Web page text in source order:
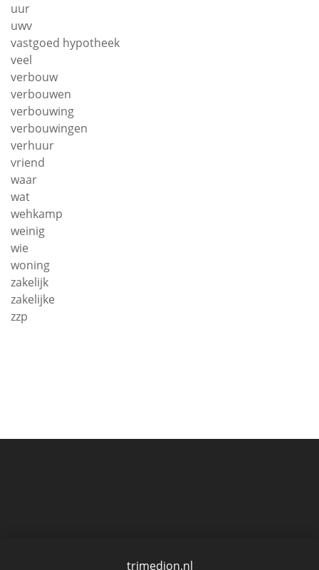
uur
uwv
vastgoed hypotheek
veel
verbouw
verbouwen
verbouwing
verbouwingen
verhuur
vriend
waar
wat
wehkamp
weinig
wie
woning
zakelijk
zakelijke
zzp
trimedion.nl